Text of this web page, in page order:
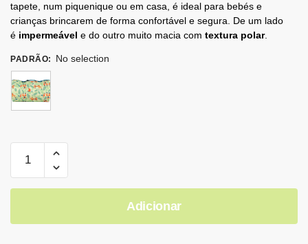
tapete, num piquenique ou em casa, é ideal para bebés e
crianças brincarem de forma confortável e segura. De um lado
é impermeável e do outro muito macia com textura polar.
PADRÃO: No selection
Adicionar